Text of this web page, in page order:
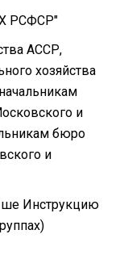
РСФСР"
АССР,
хозяйства
и
бюро
и
Инструкцию